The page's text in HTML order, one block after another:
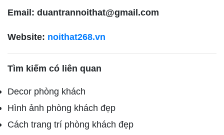
Email: duantrannoithat@gmail.com
Website: noithat268.vn
Tìm kiếm có liên quan
Decor phòng khách
Hình ảnh phòng khách đẹp
Cách trang trí phòng khách đẹp